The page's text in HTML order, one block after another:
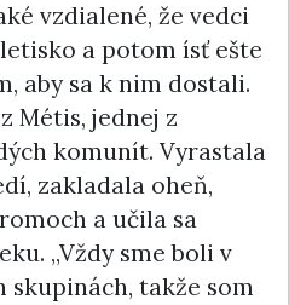
vzdialené, že vedci
a potom ísť ešte
aby sa k nim dostali.
Métis, jednej z
komunít. Vyrastala
zakladala oheň,
a učila sa
„Vždy sme boli v
skupinách, takže som